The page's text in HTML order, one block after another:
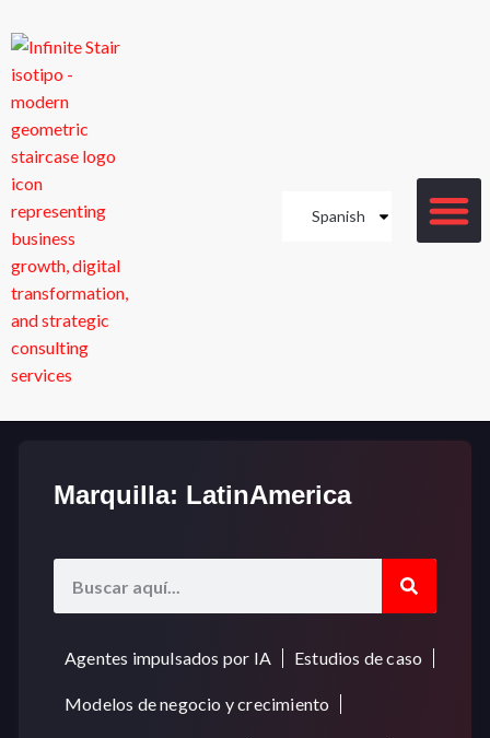
Spanish
Marquilla: LatinAmerica
Agentes impulsados por IA Estudios de caso
Modelos de negocio y crecimiento